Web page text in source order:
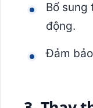
Bổ sung
động.
Đảm